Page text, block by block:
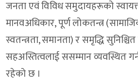
जनता एवं विविध समुदायहरूको
मानवअधिकार, पूर्ण लोकतन्त्र
स्वतन्त्रता, समानता) र समृद्धि
सहअस्तित्वलाई ससम्मान व्यवस्थित
रहेको छ ।